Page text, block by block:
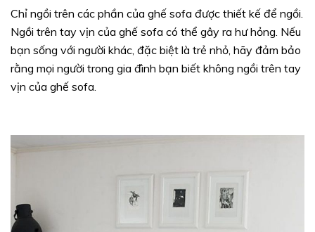
Chỉ ngồi trên các phần của ghế sofa được thiết kế để ngồi.
Ngồi trên tay vịn của ghế sofa có thể gây ra hư hỏng. Nếu
bạn sống với người khác, đặc biệt là trẻ nhỏ, hãy đảm bảo
rằng mọi người trong gia đình bạn biết không ngồi trên tay
vịn của ghế sofa.